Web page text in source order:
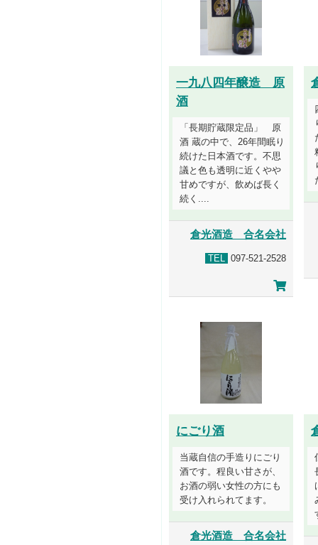
一九八四年醸造 原
酒
「長期貯蔵限定品」 原
酒 蔵の中で、26年間眠り
続けた日本酒です。不思
議と色も透明に近くやや
甘めですが、飲めば長く
続く....
倉光酒造 合名会社
TEL 097-521-2528
にごり酒
当蔵自信の手造りにごり
酒です。程良い甘さが、
お酒の弱い女性の方にも
受け入れられてます。
倉光酒造 合名会社